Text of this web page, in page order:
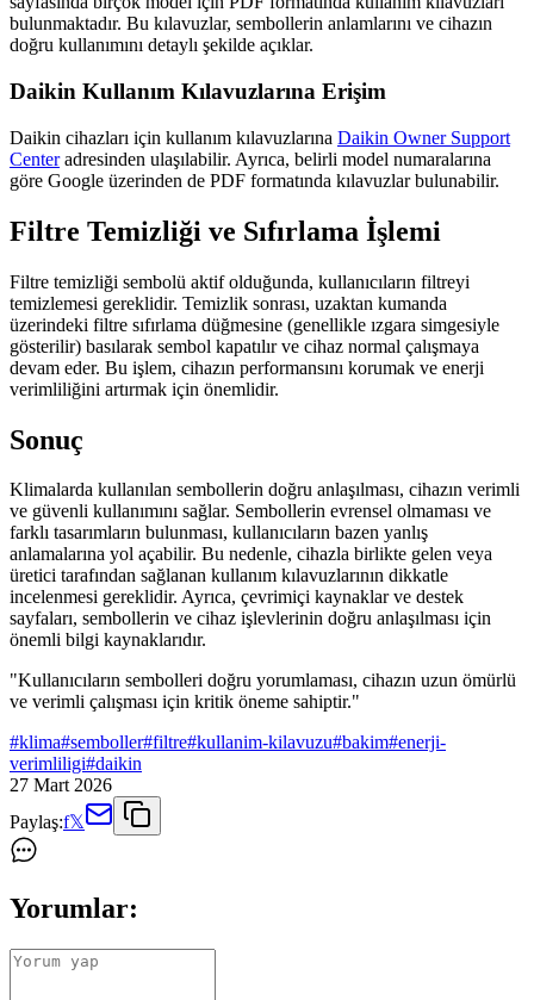
bulunmaktadır. Bu kılavuzlar, sembollerin anlamlarını ve cihazın
doğru kullanımını detaylı şekilde açıklar.
Daikin Kullanım Kılavuzlarına Erişim
Daikin cihazları için kullanım kılavuzlarına Daikin Owner Support
Centeradresinden ulaşılabilir. Ayrıca, belirli model numaralarına
göre Google üzerinden de PDF formatında kılavuzlar bulunabilir.
Filtre Temizliği ve Sıfırlama İşlemi
Filtre temizliği sembolü aktif olduğunda, kullanıcıların filtreyi
temizlemesi gereklidir. Temizlik sonrası, uzaktan kumanda
üzerindeki filtre sıfırlama düğmesine (genellikle ızgara simgesiyle
gösterilir) basılarak sembol kapatılır ve cihaz normal çalışmaya
devam eder. Bu işlem, cihazın performansını korumak ve enerji
verimliliğini artırmak için önemlidir.
Sonuç
Klimalarda kullanılan sembollerin doğru anlaşılması, cihazın verimli
ve güvenli kullanımını sağlar. Sembollerin evrensel olmaması ve
farklı tasarımların bulunması, kullanıcıların bazen yanlış
anlamalarına yol açabilir. Bu nedenle, cihazla birlikte gelen veya
üretici tarafından sağlanan kullanım kılavuzlarının dikkatle
incelenmesi gereklidir. Ayrıca, çevrimiçi kaynaklar ve destek
sayfaları, sembollerin ve cihaz işlevlerinin doğru anlaşılması için
önemli bilgi kaynaklarıdır.
"Kullanıcıların sembolleri doğru yorumlaması, cihazın uzun ömürlü
ve verimli çalışması için kritik öneme sahiptir."
#klima#semboller#filtre#kullanim-kilavuzu#bakim#enerji-
verimliligi#daikin
27 Mart 2026
Paylaş:f𝕏
Yorumlar: